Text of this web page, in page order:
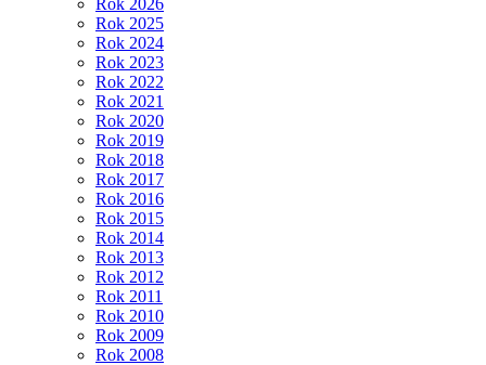
Rok 2025
Rok 2024
Rok 2023
Rok 2022
Rok 2021
Rok 2020
Rok 2019
Rok 2018
Rok 2017
Rok 2016
Rok 2015
Rok 2014
Rok 2013
Rok 2012
Rok 2011
Rok 2010
Rok 2009
Rok 2008